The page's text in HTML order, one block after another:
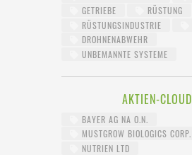
GETRIEBE
RÜSTUNG
RÜSTUNGSINDUSTRIE
DROHNENABWEHR
UNBEMANNTE SYSTEME
AKTIEN-CLOUD
BAYER AG NA O.N.
MUSTGROW BIOLOGICS CORP.
NUTRIEN LTD